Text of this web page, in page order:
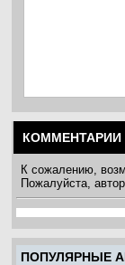
КОММЕНТАРИИ
К сожалению,
Пожалуйста,
ПОПУЛЯРНЫЕ